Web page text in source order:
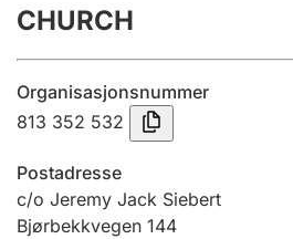
Innsending og forseinkingsgebyr
Tinglysing
Jeger
Betaling og jegeravgiftskort
CHURCH
Organisasjonsnummer
813 352 532
Postadresse
c/o Jeremy Jack Siebert
Bjørbekkvegen 144